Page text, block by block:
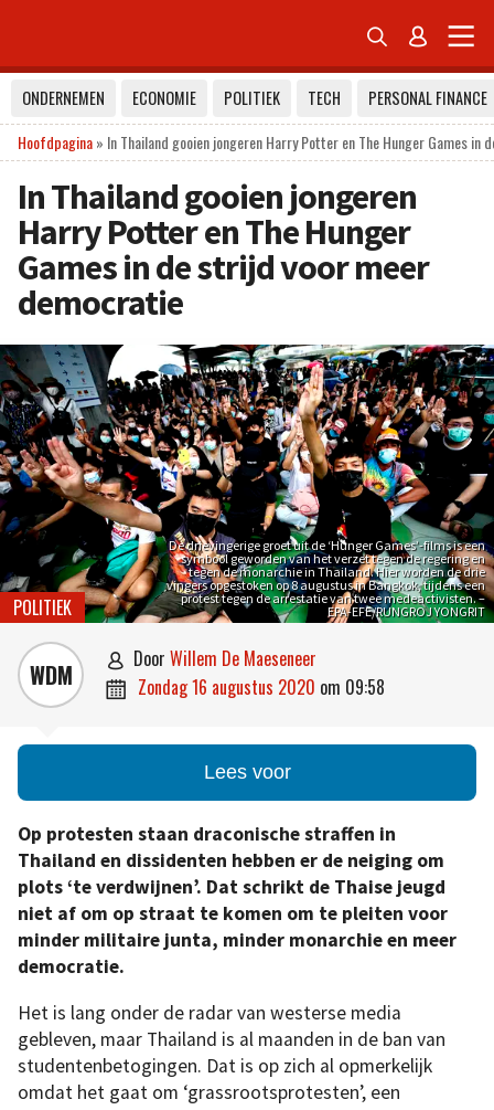
 
ONDERNEMEN ECONOMIE POLITIEK TECH
PERSONAL FINANCE
Hoofdpagina» In Thailand gooien jongeren Harry Potter en The Hunger Games
In Thailand gooien jongeren
Harry Potter en The Hunger
Games in de strijd voor meer
democratie
De drievingerige groet uit de ‘Hunger Games’-films is een
symbool geworden van het verzet tegen de regering en
tegen de monarchie in Thailand. Hier worden de drie
vingers opgestoken op 8 augustus in Bangkok, tijdens een
protest tegen de arrestatie van twee medeactivisten. –
EPA-EFE/RUNGROJ YONGRIT
POLITIEK
WDM  door Willem De Maeseneer
 zondag 16 augustus 2020 om 09:58
Lees voor
Op protesten staan draconische straffen in
Thailand en dissidenten hebben er de neiging om
plots ‘te verdwijnen’. Dat schrikt de Thaise jeugd
niet af om op straat te komen om te pleiten voor
minder militaire junta, minder monarchie en meer
democratie.
Het is lang onder de radar van westerse media
gebleven, maar Thailand is al maanden in de ban van
studentenbetogingen. Dat is op zich al opmerkelijk
omdat het gaat om ‘grassrootsprotesten’, een